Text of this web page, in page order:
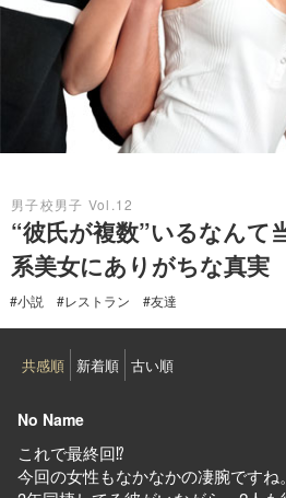
男子校男子 Vol.12
“彼氏が複数”いるなんて
系美女にありがちな真実
#小説 #レストラン #友達
共感順 新着順 古い順
No Name
これで最終回⁉︎
今回の女性もなかなかの凄腕ですね。